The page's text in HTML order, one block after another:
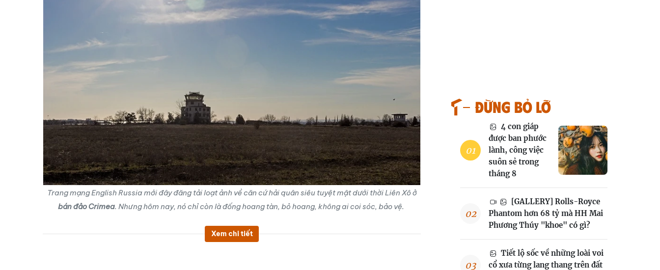
Trang mạng English Russia mới đây đăng tải loạt ảnh về căn cứ hải quân siêu tuyệt mật dưới thời Liên Xô ở
bán đảo Crimea. Nhưng hôm nay, nó chỉ còn là đống hoang tàn, bỏ hoang, không ai coi sóc, bảo vệ.
Xem chi tiết
Đừng bỏ lỡ
4 con giáp
được ban phước
lành, công việc
suôn sẻ trong
tháng 8
[GALLERY] Rolls-Royce
Phantom hơn 68 tỷ mà HH Mai
Phương Thúy "khoe" có gì?
Tiết lộ sốc về những loài voi
cổ xưa từng lang thang trên đất